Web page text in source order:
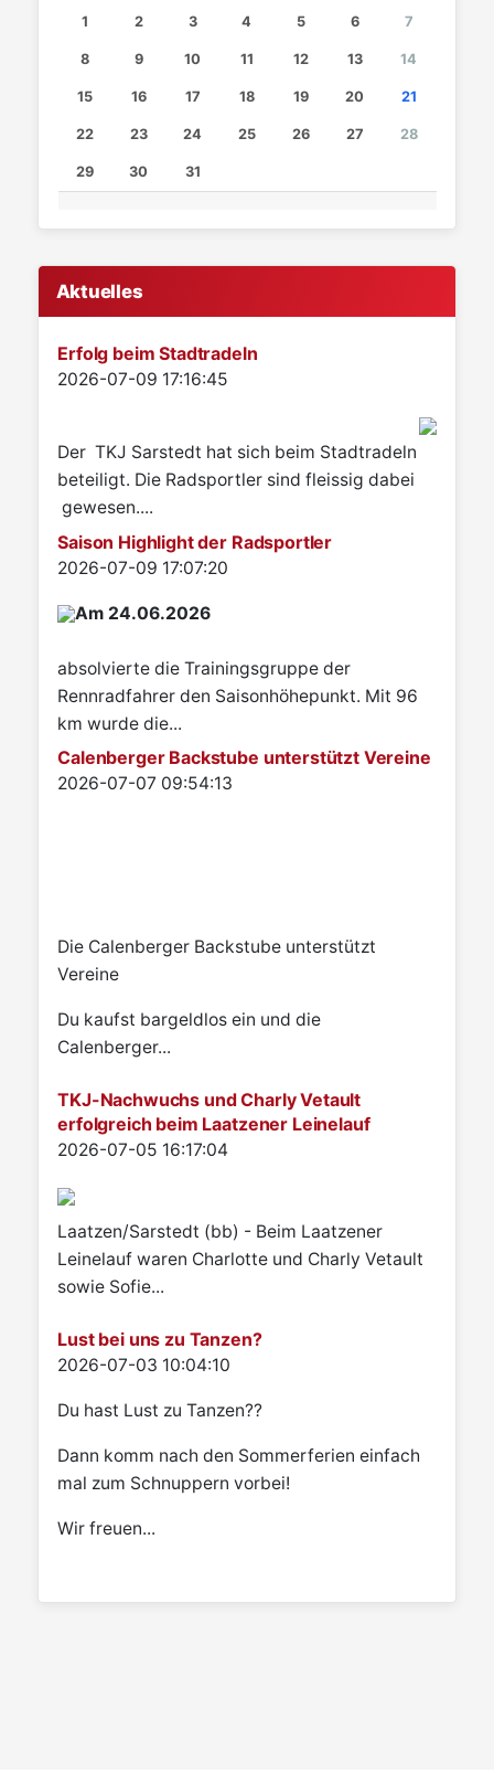
1 2 3 4 5 6 7
8 9 10 11 12 13 14
15 16 17 18 19 20 21
22 23 24 25 26 27 28
29 30 31
Aktuelles
Erfolg beim Stadtradeln
Details
2026-07-09 17:16:45
Der TKJ Sarstedt hat sich beim Stadtradeln
beteiligt. Die Radsportler sind fleissig dabei
gewesen....
Saison Highlight der Radsportler
Details
2026-07-09 17:07:20
Am 24.06.2026
absolvierte die Trainingsgruppe der
Rennradfahrer den Saisonhöhepunkt. Mit 96
km wurde die...
Calenberger Backstube unterstützt Vereine
Details
2026-07-07 09:54:13
Die Calenberger Backstube unterstützt
Vereine
Du kaufst bargeldlos ein und die
Calenberger...
TKJ-Nachwuchs und Charly Vetault
erfolgreich beim Laatzener Leinelauf
Details
2026-07-05 16:17:04
Laatzen/Sarstedt (bb) - Beim Laatzener
Leinelauf waren Charlotte und Charly Vetault
sowie Sofie...
Lust bei uns zu Tanzen?
Details
2026-07-03 10:04:10
Du hast Lust zu Tanzen??
Dann komm nach den Sommerferien einfach
mal zum Schnuppern vorbei!
Wir freuen...